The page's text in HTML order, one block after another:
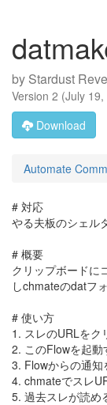
by Stardust
Version 2 (July 19,
Download
Automate
# 対応
やる夫板のシェル
# 概要
クリップボードに
しchmateのdatフ
# 使い方
1. スレのURLをク
2. このFlowを起動
3. Flowからの通知
4. chmateでスレ
5. 過去スレが読め